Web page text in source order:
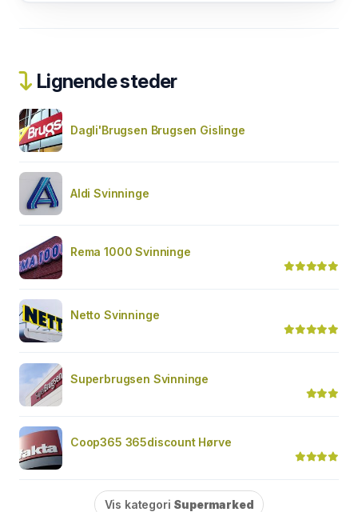
Lignende steder
Dagli'Brugsen Brugsen Gislinge
Aldi Svinninge
Rema 1000 Svinninge
Netto Svinninge
Superbrugsen Svinninge
Coop365 365discount Hørve
Vis kategori Supermarked